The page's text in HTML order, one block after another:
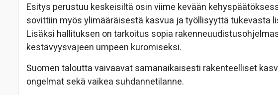
Esitys perustuu keskeisiltä osin viime kevään
sovittiin myös ylimääräisestä kasvua ja työllisyyttä tukevasta
Lisäksi hallituksen on tarkoitus sopia
kestävyysvajeen umpeen kuromiseksi.
Suomen taloutta vaivaavat samanaikaisesti rakenteelliset
ongelmat sekä vaikea suhdannetilanne.